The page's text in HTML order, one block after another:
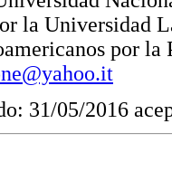
la Universidad
por
31/05/2016